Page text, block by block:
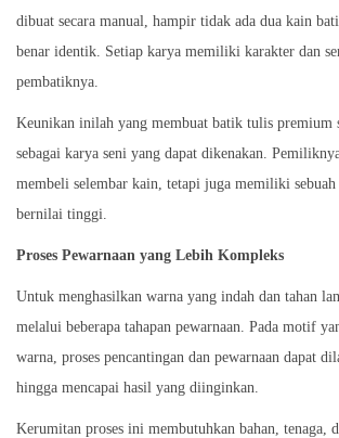
dibuat secara manual, hampir tidak ada dua kain
benar identik. Setiap karya memiliki karakter dan
pembatiknya.
Keunikan inilah yang membuat batik tulis premium
sebagai karya seni yang dapat dikenakan.
membeli selembar kain, tetapi juga memiliki
bernilai tinggi.
Proses Pewarnaan yang Lebih Kompleks
Untuk menghasilkan warna yang indah dan tahan
melalui beberapa tahapan pewarnaan. Pada motif
warna, proses pencantingan dan pewarnaan dapat
hingga mencapai hasil yang diinginkan.
Kerumitan proses ini membutuhkan bahan, tenaga,